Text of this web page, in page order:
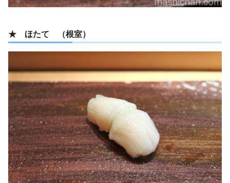
★ ほたて （根室）